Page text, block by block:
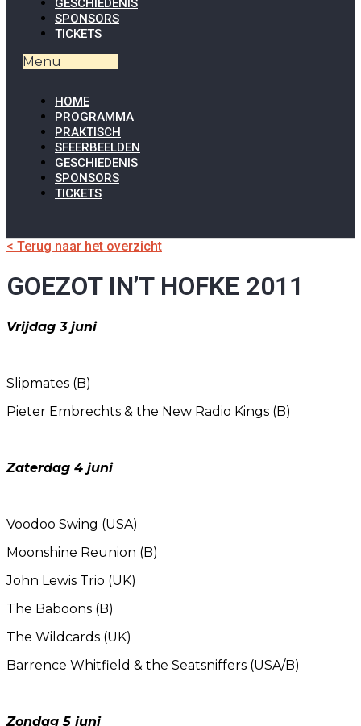
GESCHIEDENIS
SPONSORS
TICKETS
Menu
HOME
PROGRAMMA
PRAKTISCH
SFEERBEELDEN
GESCHIEDENIS
SPONSORS
TICKETS
< Terug naar het overzicht
GOEZOT IN’T HOFKE 2011
Vrijdag 3 juni
Slipmates (B)
Pieter Embrechts & the New Radio Kings (B)
Zaterdag 4 juni
Voodoo Swing (USA)
Moonshine Reunion (B)
John Lewis Trio (UK)
The Baboons (B)
The Wildcards (UK)
Barrence Whitfield & the Seatsniffers (USA/B)
Zondag 5 juni